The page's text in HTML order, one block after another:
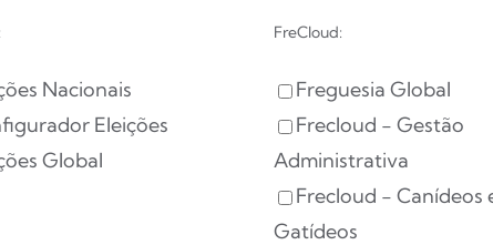
Nacionais
Eleições
Global
FreCloud:
Freguesia Global
Frecloud - Gestão
Administrativa
Frecloud - Canídeos
Gatídeos